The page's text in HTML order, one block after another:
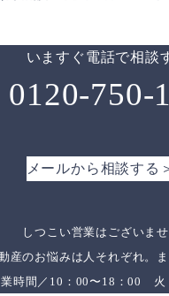
いますぐ電話で相談
0120-750-
メールから相談する
しつこい営業はございませ
産のお悩みは人それぞれ。
時間／10：00〜18：00 火